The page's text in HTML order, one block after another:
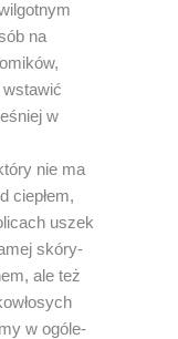
na
w
nie ma
ciepłem,
uszek
skóry-
ale też
w ogóle-